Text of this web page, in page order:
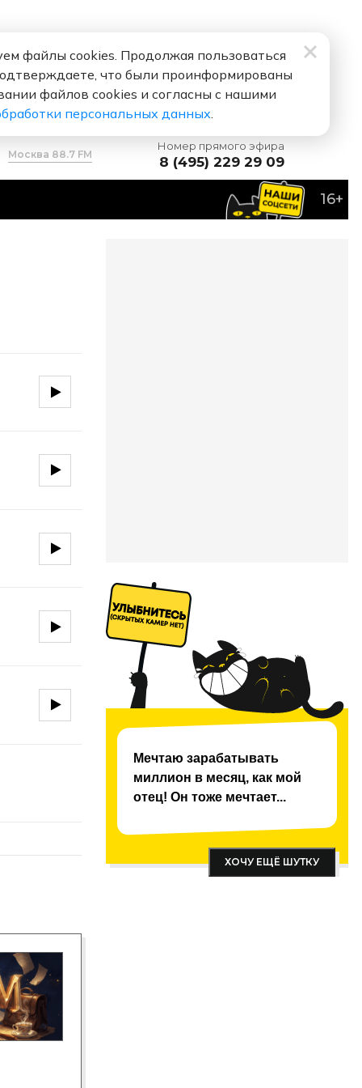
Москва 88.7 FM
Номер прямого эфира
8 (495) 229 29 09
16+
Мечтаю зарабатывать
миллион в месяц, как мой
отец! Он тоже мечтает...
ХОЧУ ЕЩЁ ШУТКУ
файлы cookies. Продолжая пользоваться
что были проинформированы
файлов cookies и согласны с нашими
персональных данных.